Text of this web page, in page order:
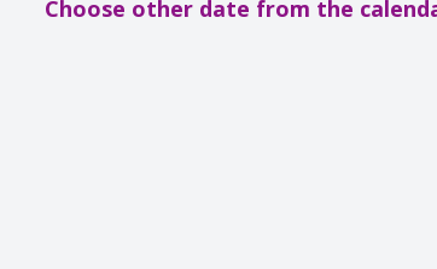
Choose other date from the